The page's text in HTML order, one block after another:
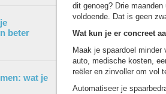
beter
wat je
dit genoeg? Drie
voldoende. Dat is geen
Wat kun je er concreet
Maak je spaardoel
auto, medische kosten,
reëler en zinvoller om vol
Automatiseer je